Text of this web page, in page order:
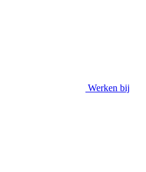
Werken bij